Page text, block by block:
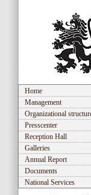
Home
Management
Organizational
Presscenter
Reception Hall
Galleries
Annual Report
Documents
National Services